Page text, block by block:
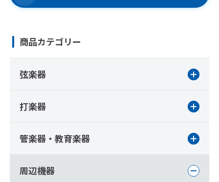
商品カテゴリー
弦楽器
打楽器
管楽器・教育楽器
周辺機器